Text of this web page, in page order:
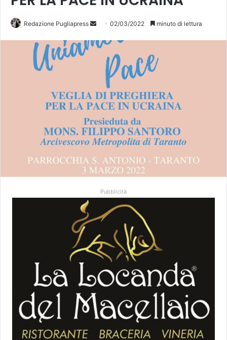
Redazione Pugliapress
v
n
'
e
m
a
02/03/2022 minuto di lettura
Pubblicità